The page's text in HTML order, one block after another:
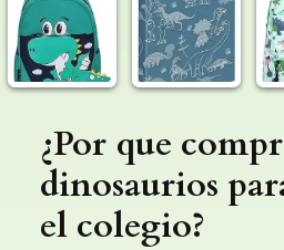
¿Por que
dinosaurios
el colegio?